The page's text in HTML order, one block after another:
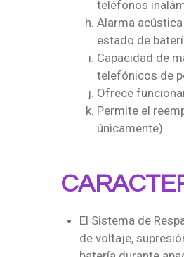
teléfonos
Alarma
estado de
Capacidad de
telefónicos de
Ofrece
Permite el
únicamente).
El Sistema de
de voltaje,